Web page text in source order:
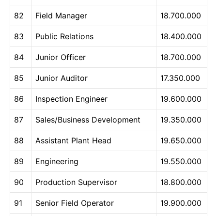
82 Field Manager 18.700.000
83 Public Relations 18.400.000
84 Junior Officer 18.700.000
85 Junior Auditor 17.350.000
86 Inspection Engineer 19.600.000
87 Sales/Business Development 19.350.000
88 Assistant Plant Head 19.650.000
89 Engineering 19.550.000
90 Production Supervisor 18.800.000
91 Senior Field Operator 19.900.000